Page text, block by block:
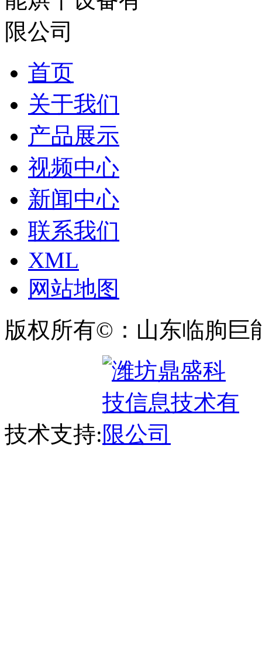
首页
关于我们
产品展示
视频中心
新闻中心
联系我们
XML
网站地图
版权所有©：山东临朐巨
技术支持: